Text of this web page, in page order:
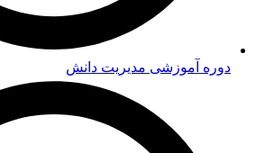
دوره‌ آموزشی مدیریت دانش